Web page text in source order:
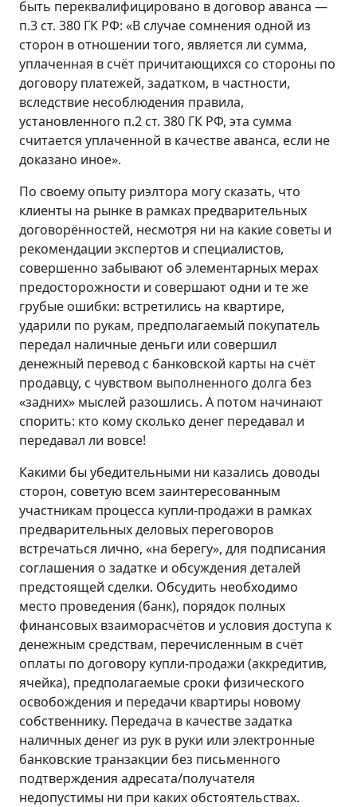
быть переквалифицировано в договор аванса —
п.3 ст. 380 ГК РФ: «В случае сомнения одной из
сторон в отношении того, является ли сумма,
уплаченная в счёт причитающихся со стороны по
договору платежей, задатком, в частности,
вследствие несоблюдения правила,
установленного п.2 ст. 380 ГК РФ, эта сумма
считается уплаченной в качестве аванса, если не
доказано иное».
По своему опыту риэлтора могу сказать, что
клиенты на рынке в рамках предварительных
договорённостей, несмотря ни на какие советы и
рекомендации экспертов и специалистов,
совершенно забывают об элементарных мерах
предосторожности и совершают одни и те же
грубые ошибки: встретились на квартире,
ударили по рукам, предполагаемый покупатель
передал наличные деньги или совершил
денежный перевод с банковской карты на счёт
продавцу, с чувством выполненного долга без
«задних» мыслей разошлись. А потом начинают
спорить: кто кому сколько денег передавал и
передавал ли вовсе!
Какими бы убедительными ни казались доводы
сторон, советую всем заинтересованным
участникам процесса купли-продажи в рамках
предварительных деловых переговоров
встречаться лично, «на берегу», для подписания
соглашения о задатке и обсуждения деталей
предстоящей сделки. Обсудить необходимо
место проведения (банк), порядок полных
финансовых взаиморасчётов и условия доступа к
денежным средствам, перечисленным в счёт
оплаты по договору купли-продажи (аккредитив,
ячейка), предполагаемые сроки физического
освобождения и передачи квартиры новому
собственнику. Передача в качестве задатка
наличных денег из рук в руки или электронные
банковские транзакции без письменного
подтверждения адресата/получателя
недопустимы ни при каких обстоятельствах.